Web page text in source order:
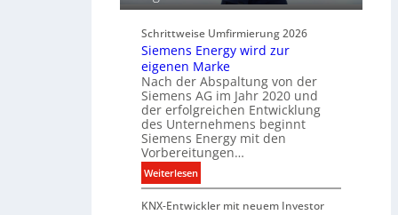
d
B
e
l
e
u
c
h
t
u
n
r
i
g
i
t
a
l
e
P
r
o
d
Schrittweise Umfirmierung 2026
Siemens Energy wird zur
eigenen Marke
Nach der Abspaltung von der
Siemens AG im Jahr 2020 und
der erfolgreichen Entwicklung
des Unternehmens beginnt
Siemens Energy mit den
Vorbereitungen…
Weiterlesen:
S
i
KNX-Entwickler mit neuem Investor